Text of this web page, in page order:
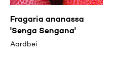
Fragaria ananassa
'Senga Sengana'
Aardbei